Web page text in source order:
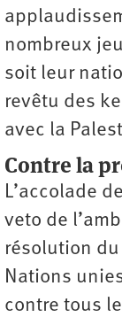
nombreux
soit leur
revêtu des
avec la
Contre la
L’accolade
veto de
résolution
Nations
contre tous